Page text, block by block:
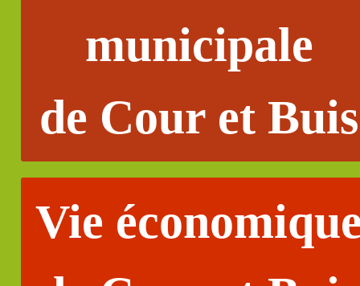
municipale
de Cour et Buis
Vie